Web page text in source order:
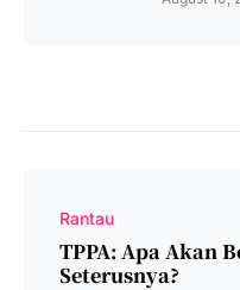
Rantau
TPPA: Apa Akan
Seterusnya?